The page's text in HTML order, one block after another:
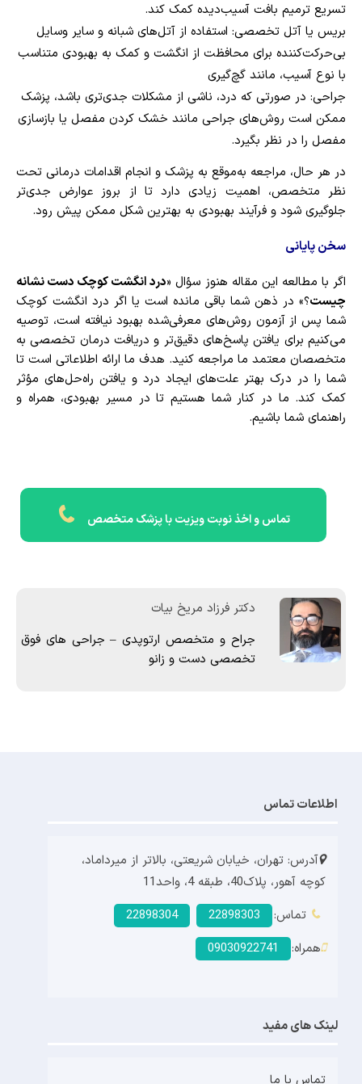
تسریع ترمیم بافت آسیب‌دیده کمک کند.
بریس یا آتل تخصصی: استفاده از آتل‌های شبانه و سایر وسایل
بی‌حرکت‌کننده برای محافظت از انگشت و کمک به بهبودی متناسب
با نوع آسیب، مانند گچ‌گیری
جراحی: در صورتی که درد، ناشی از مشکلات جدی‌تری باشد، پزشک
ممکن است روش‌های جراحی مانند خشک کردن مفصل یا بازسازی
مفصل را در نظر بگیرد.
در هر حال، مراجعه به‌موقع به پزشک و انجام اقدامات درمانی تحت
نظر متخصص، اهمیت زیادی دارد تا از بروز عوارض جدی‌تر
جلوگیری شود و فرآیند بهبودی به بهترین شکل ممکن پیش رود.
سخن پایانی
اگر با مطالعه این مقاله هنوز سؤال «درد انگشت کوچک دست نشانه
چیست؟» در ذهن شما باقی مانده است یا اگر درد انگشت کوچک
شما پس از آزمون روش‌های معرفی‌شده بهبود نیافته است، توصیه
می‌کنیم برای یافتن پاسخ‌های دقیق‌تر و دریافت درمان تخصصی به
متخصصان معتمد ما مراجعه کنید. هدف ما ارائه اطلاعاتی است تا
شما را در درک بهتر علت‌های ایجاد درد و یافتن راه‌حل‌های مؤثر
کمک کند. ما در کنار شما هستیم تا در مسیر بهبودی، همراه و
راهنمای شما باشیم.
تماس و اخذ نوبت ویزیت با پزشک متخصص
دکتر فرزاد مریخ بیات
جراح و متخصص ارتوپدی – جراحی های فوق
تخصصی دست و زانو
اطلاعات تماس
آدرس: تهران، خیابان شریعتی، بالاتر از میرداماد،
کوچه آهور، پلاک40، طبقه 4، واحد11
تماس:
22898303
22898304
همراه:
09030922741
لینک های مفید